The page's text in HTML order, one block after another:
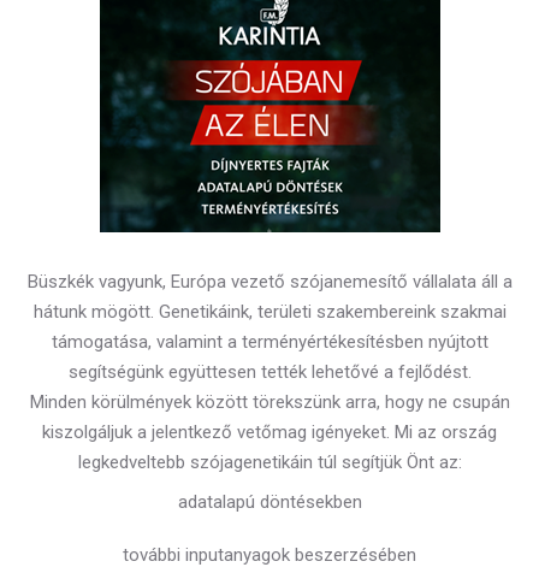
Büszkék vagyunk, Európa vezető szójanemesítő vállalata áll a
hátunk mögött. Genetikáink, területi szakembereink szakmai
támogatása, valamint a terményértékesítésben nyújtott
segítségünk együttesen tették lehetővé a fejlődést.
Minden körülmények között törekszünk arra, hogy ne csupán
kiszolgáljuk a jelentkező vetőmag igényeket. Mi az ország
legkedveltebb szójagenetikáin túl segítjük Önt az:
adatalapú döntésekben
további inputanyagok beszerzésében